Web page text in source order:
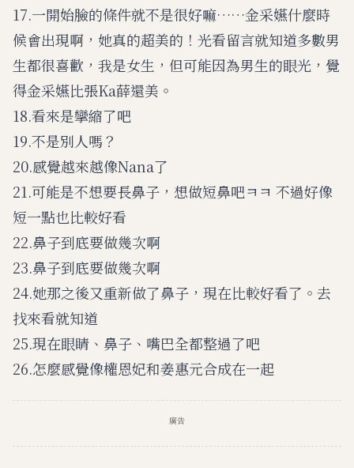
17.一開始臉的條件就不是很好嘛……金采嬿什麼時
候會出現啊，她真的超美的！光看留言就知道多數男
生都很喜歡，我是女生，但可能因為男生的眼光，覺
得金采嬿比張Ka薛還美。
18.看來是攣縮了吧
19.不是別人嗎？
20.感覺越來越像Nana了
21.可能是不想要長鼻子，想做短鼻吧ㅋㅋ 不過好像
短一點也比較好看
22.鼻子到底要做幾次啊
23.鼻子到底要做幾次啊
24.她那之後又重新做了鼻子，現在比較好看了。去
找來看就知道
25.現在眼睛、鼻子、嘴巴全都整過了吧
26.怎麼感覺像權恩妃和姜惠元合成在一起
廣告